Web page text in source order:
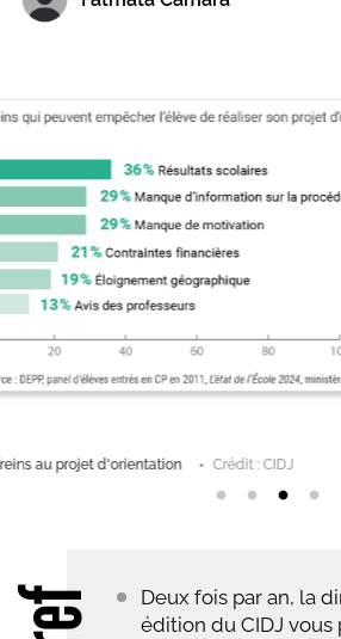
Deux fois par an, la
édition du CIDJ vous
Crédit : CIDJ